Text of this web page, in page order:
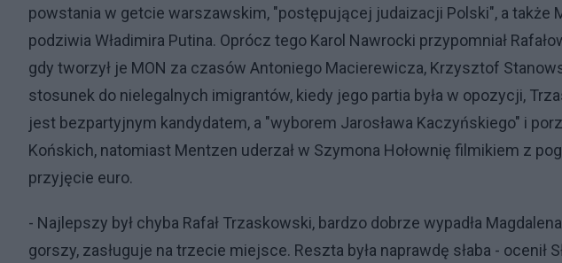
powstania w getcie warszawskim, "postępującej judaizacji Polski", a także
podziwia Władimira Putina. Oprócz tego Karol Nawrocki przypomniał
gdy tworzył je MON za czasów Antoniego Macierewicza, Krzysztof
stosunek do nielegalnych imigrantów, kiedy jego partia była w opozycji,
jest bezpartyjnym kandydatem, a "wyborem Jarosława Kaczyńskiego" i
Końskich, natomiast Mentzen uderzał w Szymona Hołownię filmikiem z
przyjęcie euro.
- Najlepszy był chyba Rafał Trzaskowski, bardzo dobrze wypadła
gorszy, zasługuje na trzecie miejsce. Reszta była naprawdę słaba - ocenił